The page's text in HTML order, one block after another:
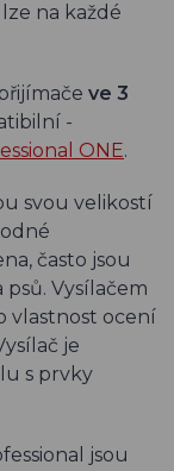
na každé
ve 3
-
ONE.
svou velikostí
často jsou
Vysílačem
vlastnost ocení
je
s prvky
jsou